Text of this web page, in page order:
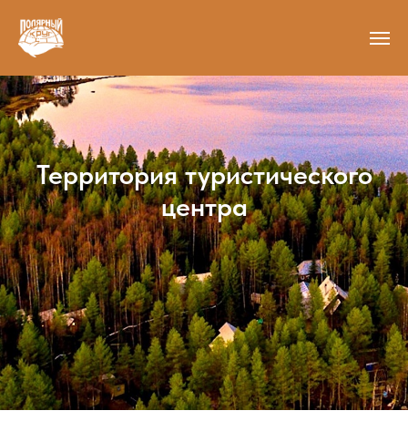
Территория туристического
центра